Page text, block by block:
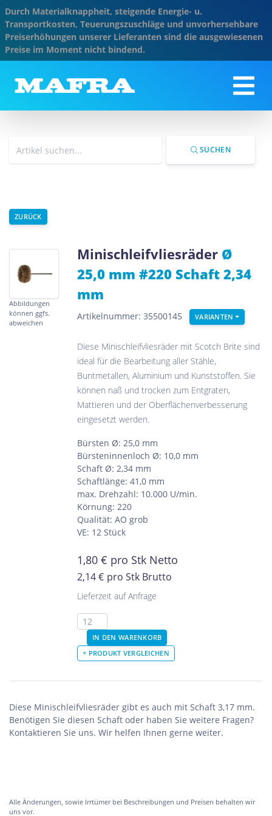
Durch Materialknappheit, steigende Energie- u.
Transportkosten, Teuerungszuschläge und unvorhersehbare
Preiserhöhungen unserer Lieferanten sind die ausgewiesenen
Preise im Moment nicht bindend.
SUCHEN
ZURÜCK
Abbildungen
können ggfs.
abweichen
Minischleifvliesräder Ø
25,0 mm #220 Schaft 2,34
mm
Artikelnummer: 35500145 VARIANTEN
Diese Minischleifvliesräder mit Scotch Brite sind
ideal für die Bearbeitung aller Stähle,
Buntmetallen, Aluminium und Kunststoffen. Sie
können naß und trocken zum Entgraten,
Mattieren und der Oberflächenverbesserung
eingesetzt werden.
Bürsten Ø: 25,0 mm
Bürsteninnenloch Ø: 10,0 mm
Schaft Ø: 2,34 mm
Schaftlänge: 41,0 mm
max. Drehzahl: 10.000 U/min.
Körnung: 220
Qualität: AO grob
VE: 12 Stück
1,80 € pro Stk Netto
2,14 € pro Stk Brutto
Lieferzeit auf Anfrage
Diese Minischleifvliesräder gibt es auch mit Schaft 3,17 mm.
Benötigen Sie diesen Schaft oder haben Sie weitere Fragen?
Kontaktieren Sie uns. Wir helfen Ihnen gerne weiter.
Alle Änderungen, sowie Irrtümer bei Beschreibungen und Preisen behalten wir
uns vor.